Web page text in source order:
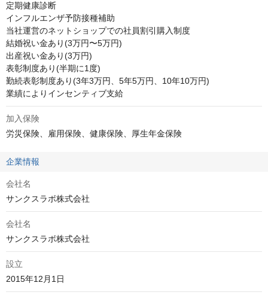
定期健康診断
インフルエンザ予防接種補助
当社運営のネットショップでの社員割引購入制度
結婚祝い金あり(3万円〜5万円)
出産祝い金あり(3万円)
表彰制度あり(半期に1度)
勤続表彰制度あり(3年3万円、5年5万円、10年10万円)
業績によりインセンティブ支給
加入保険
労災保険、雇用保険、健康保険、厚生年金保険
企業情報
会社名
サンクスラボ株式会社
会社名
サンクスラボ株式会社
設立
2015年12月1日